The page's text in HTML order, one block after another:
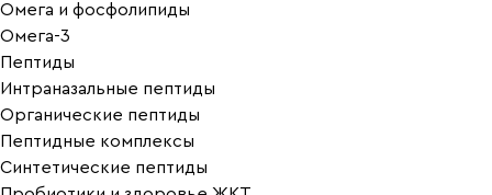
Омега и фосфолипиды
Омега-3
Пептиды
Интраназальные пептиды
Органические пептиды
Пептидные комплексы
Синтетические пептиды